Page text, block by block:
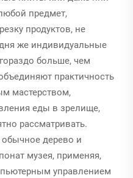
предмет,
продуктов, не
же индивидуальные
больше, чем
практичность
мастерством,
еды в зрелище,
рассматривать.
дерево и
музея, применяя,
управлением